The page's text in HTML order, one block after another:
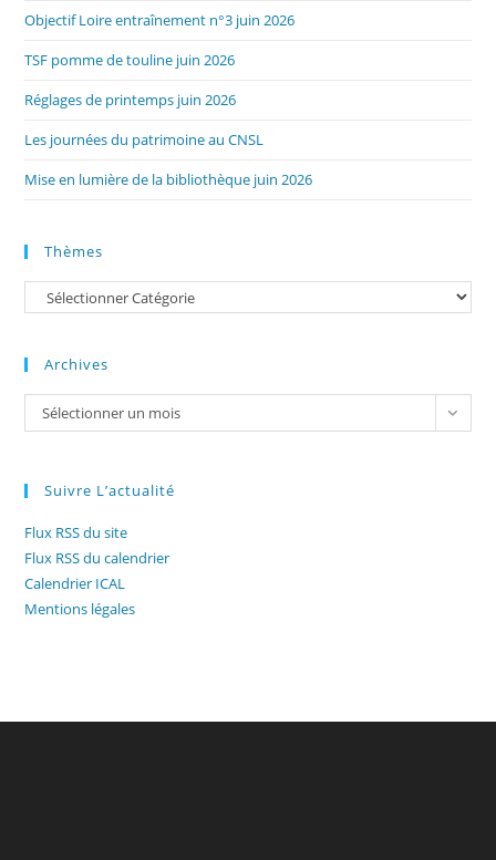
Objectif Loire entraînement n°3 juin 2026
TSF pomme de touline juin 2026
Réglages de printemps juin 2026
Les journées du patrimoine au CNSL
Mise en lumière de la bibliothèque juin 2026
Thèmes
Catégories
Archives
Archives
Sélectionner un mois
Suivre L’actualité
Flux RSS du site
Flux RSS du calendrier
Calendrier ICAL
Mentions légales